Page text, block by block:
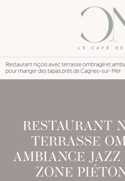
Restaurant niçois avec terrasse ombragé et
pour manger des tapas près de Cagnes-sur-Mer
RESTAURANT
TERRASSE
AMBIANCE JAZZ
ZONE
Panneau de gestion des cookies